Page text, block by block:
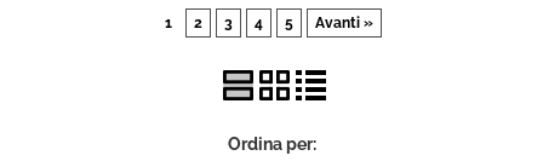
Contatti
1
2 3 4 5 Avanti »
Ordina per: